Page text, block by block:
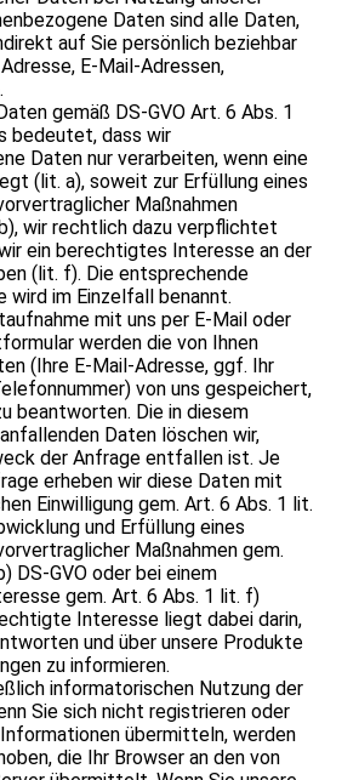
Daten sind alle Daten,
auf Sie persönlich beziehbar
E-Mail-Adressen,
gemäß DS-GVO Art. 6 Abs. 1
bedeutet, dass wir
Daten nur verarbeiten, wenn eine
(lit. a), soweit zur Erfüllung eines
Maßnahmen
wir rechtlich dazu verpflichtet
ein berechtigtes Interesse an der
(lit. f). Die entsprechende
wird im Einzelfall benannt.
mit uns per E-Mail oder
werden die von Ihnen
(Ihre E-Mail-Adresse, ggf. Ihr
von uns gespeichert,
beantworten. Die in diesem
Daten löschen wir,
der Anfrage entfallen ist. Je
erheben wir diese Daten mit
Einwilligung gem. Art. 6 Abs. 1 lit.
und Erfüllung eines
Maßnahmen gem.
DS-GVO oder bei einem
gem. Art. 6 Abs. 1 lit. f)
Interesse liegt dabei darin,
und über unsere Produkte
zu informieren.
informatorischen Nutzung der
Sie sich nicht registrieren oder
übermitteln, werden
die Ihr Browser an den von